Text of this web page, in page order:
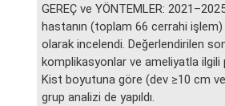
GEREÇ ve YÖNTEMLER:
hastanın (toplam 66 cerrahi
olarak incelendi. Değerlendirilen
komplikasyonlar ve ameliyatla ilgili
Kist boyutuna göre (dev ≥10 cm
grup analizi de yapıldı.